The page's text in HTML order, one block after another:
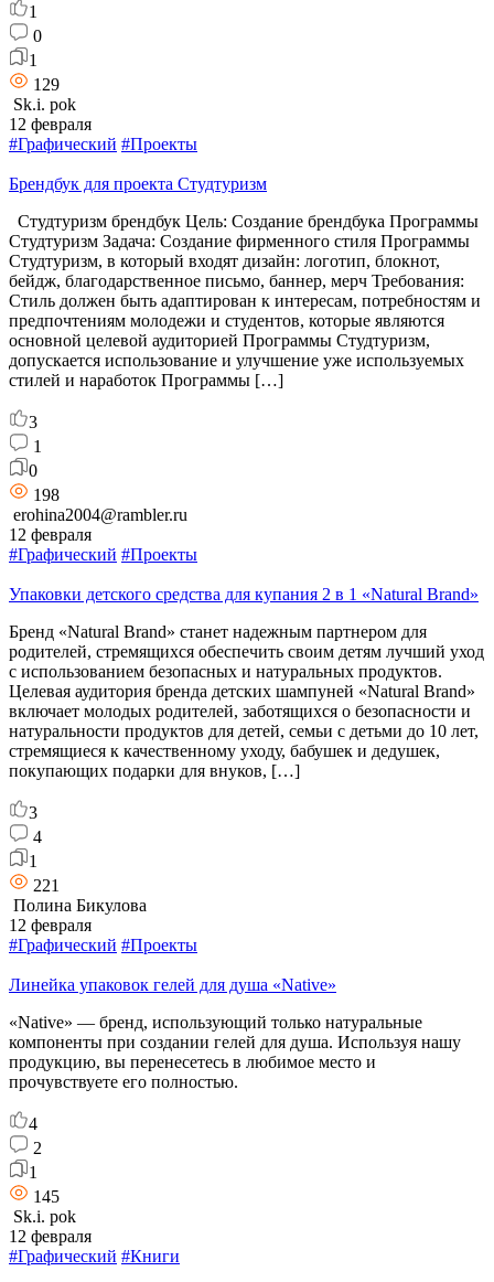
1
0
1
129
Sk.i. pok
12 февраля
#Графический #Проекты
Брендбук для проекта Студтуризм
Студтуризм брендбук Цель: Создание брендбука Программы
Студтуризм Задача: Создание фирменного стиля Программы
Студтуризм, в который входят дизайн: логотип, блокнот,
бейдж, благодарственное письмо, баннер, мерч Требования:
Стиль должен быть адаптирован к интересам, потребностям и
предпочтениям молодежи и студентов, которые являются
основной целевой аудиторией Программы Студтуризм,
допускается использование и улучшение уже используемых
стилей и наработок Программы […]
3
1
0
198
erohina2004@rambler.ru
12 февраля
#Графический #Проекты
Упаковки детского средства для купания 2 в 1 «Natural Brand»
Бренд «Natural Brand» станет надежным партнером для
родителей, стремящихся обеспечить своим детям лучший уход
с использованием безопасных и натуральных продуктов.
Целевая аудитория бренда детских шампуней «Natural Brand»
включает молодых родителей, заботящихся о безопасности и
натуральности продуктов для детей, семьи с детьми до 10 лет,
стремящиеся к качественному уходу, бабушек и дедушек,
покупающих подарки для внуков, […]
3
4
1
221
Полина Бикулова
12 февраля
#Графический #Проекты
Линейка упаковок гелей для душа «Native»
«Native» — бренд, использующий только натуральные
компоненты при создании гелей для душа. Используя нашу
продукцию, вы перенесетесь в любимое место и
прочувствуете его полностью.
4
2
1
145
Sk.i. pok
12 февраля
#Графический #Книги